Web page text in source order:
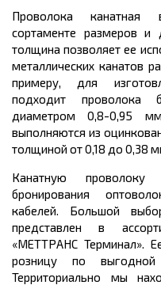
Проволока канатная
сортаменте размерови
толщина позволяет ее
металлических канатов
примеру, для
подходит проволока
диаметром 0,8-0,95
выполняются из
толщиной от 0,18 до 0,38
Канатную
бронирования
кабелей. Большой
представлен в
«МЕТТРАНС Терминал».
розницу по
Территориально мы